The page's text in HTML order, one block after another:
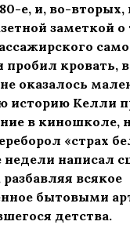
е, и, во-
заметкой
кровать,
оказалось
Келли
в киношколе,
«страх
недели написал
всякое
бытовыми
детства.